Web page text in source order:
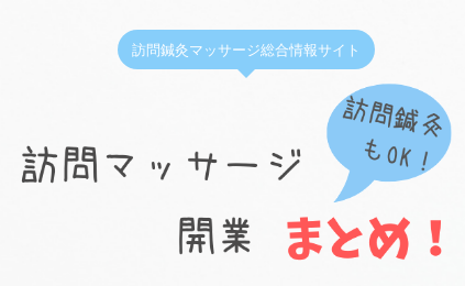
訪問鍼灸マッサージ総合情報サイト